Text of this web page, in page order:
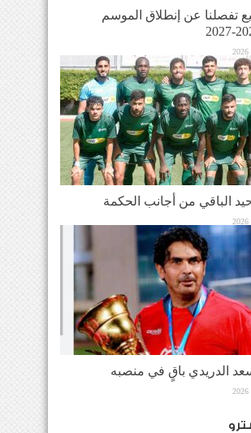
تفصلنا عن إنطلاق الموسم
الباقي من أجانب الحكمة
الدريدي باقٍ في منصبه